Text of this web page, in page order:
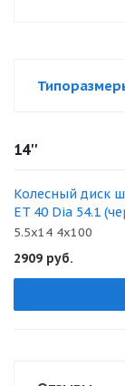
14''
Колесный диск
ET 40 Dia 54.1
5.5x14 4x100
2909 руб.